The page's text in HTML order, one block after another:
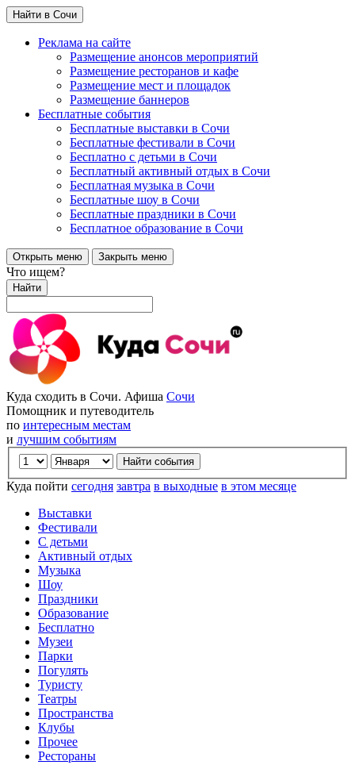
Найти в Сочи
Реклама на сайте
Размещение анонсов мероприятий
Размещение ресторанов и кафе
Размещение мест и площадок
Размещение баннеров
Бесплатные события
Бесплатные выставки в Сочи
Бесплатные фестивали в Сочи
Бесплатно с детьми в Сочи
Бесплатный активный отдых в Сочи
Бесплатная музыка в Сочи
Бесплатные шоу в Сочи
Бесплатные праздники в Сочи
Бесплатное образование в Сочи
Открыть меню Закрыть меню
Что ищем?
Найти
Куда сходить в Сочи. Афиша Сочи
Помощник и путеводитель
по интересным местам
и лучшим событиям
Куда пойти сегодня завтра в выходные в этом месяце
Выставки
Фестивали
С детьми
Активный отдых
Музыка
Шоу
Праздники
Образование
Бесплатно
Музеи
Парки
Погулять
Туристу
Театры
Пространства
Клубы
Прочее
Рестораны